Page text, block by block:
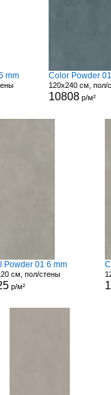
mm Color Powder
120x240 см, пол/
10808р/м²
Powder 01 6 mm
см, пол/стены
р/м²